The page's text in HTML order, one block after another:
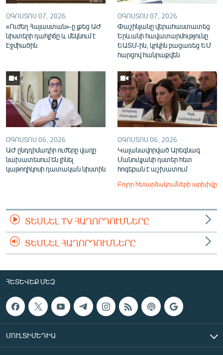
ՕԳՈՍՏՈՍ 07, 2026
«Ուժեղ Հայաստան»-ը լքեց ԱԺ
նիստերի դահլիճը և մեկնում է
Էջմիածին
ՕԳՈՍՏՈՍ 07, 2026
Փաշինյանը վերահաստատեց
Երևանի հավատարմությունը
ԵԱՏՄ-ին, կրկին բացառեց ԵՄ
հարցով հանրաքվեն
ՕԳՈՍՏՈՍ 06, 2026
ԱԺ ընդդիմադիր ուժերը վաղը
նախատեսում են լինել
կաթողիկոսի դատական նիստին
ՕԳՈՍՏՈՍ 06, 2026
Կալանավորված Արեգնազ
Մանուկյանի դստեր հետ
հոգեբան է աշխատում
Բոլոր հեռարձակումների արխիվը
ՏԵՍՆԵԼ TV ՀԱՂՈՐԴՈՒՄՆԵՐԸ
ՏԵՍՆԵԼ ՀԱՂՈՐԴՈՒՄՆԵՐԸ
ՀԵՏԵՎԵՔ ՄԵԶ
ՄՈՒԼՏԻՄԵԴԻԱ